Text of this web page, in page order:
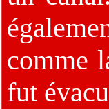
comme
fut